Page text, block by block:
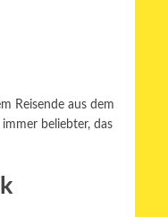
Reisende aus dem
beliebter, das